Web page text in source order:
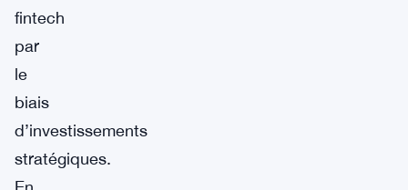
fintech
par
le
biais
d’investissements
stratégiques.